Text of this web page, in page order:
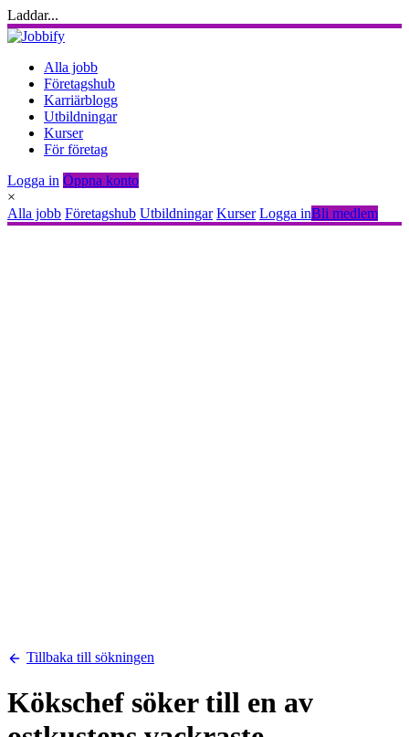
Laddar...
Alla jobb
Företagshub
Karriärblogg
Utbildningar
Kurser
För företag
Logga in Öppna konto
×
Alla jobb Företagshub Utbildningar Kurser Logga inBli medlem
Tillbaka till sökningen
Kökschef söker till en av